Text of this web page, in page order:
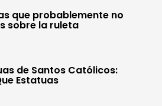
que probablemente no
sobre la ruleta
de Santos Católicos:
Estatuas